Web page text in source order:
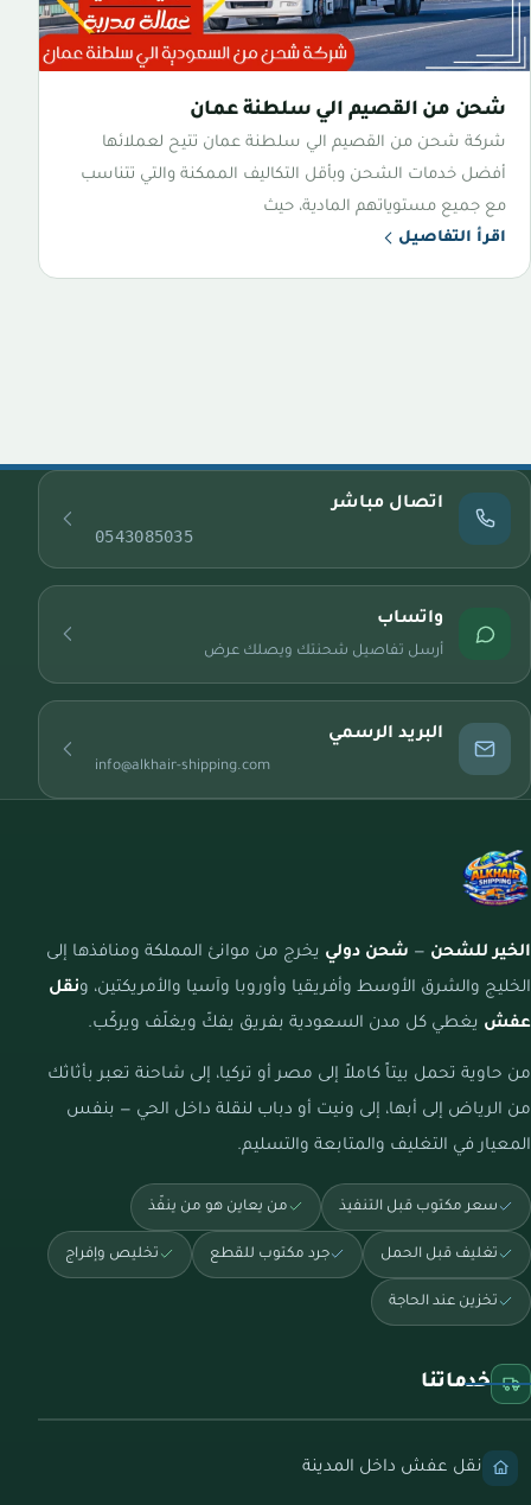
شحن من القصيم الي سلطنة عمان
شركة شحن من القصيم الي سلطنة عمان تتيح لعملائها
أفضل خدمات الشحن وبأقل التكاليف الممكنة والتي تتناسب
مع جميع مستوياتهم المادية، حيث
اقرأ التفاصيل
اتصال مباشر
0543085035
واتساب
أرسل تفاصيل شحنتك ويصلك عرض
البريد الرسمي
info@alkhair-shipping.com
الخير للشحن — شحن دولي يخرج من موانئ المملكة ومنافذها إلى
الخليج والشرق الأوسط وأفريقيا وأوروبا وآسيا والأمريكتين، ونقل
عفش يغطي كل مدن السعودية بفريق يفكّ ويغلّف ويركّب.
من حاوية تحمل بيتاً كاملاً إلى مصر أو تركيا، إلى شاحنة تعبر بأثاثك
من الرياض إلى أبها، إلى ونيت أو دباب لنقلة داخل الحي — بنفس
المعيار في التغليف والمتابعة والتسليم.
سعر مكتوب قبل التنفيذ من يعاين هو من ينفّذ
تغليف قبل الحمل جرد مكتوب للقطع تخليص وإفراج
تخزين عند الحاجة
خدماتنا
نقل عفش داخل المدينة